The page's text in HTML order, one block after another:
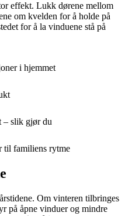
effekt. Lukk dørene mellom
om kvelden for å holde på
for å la vinduene stå på
i hjemmet
– slik gjør du
til familiens rytme
Om vinteren tilbringes
på åpne vinduer og mindre